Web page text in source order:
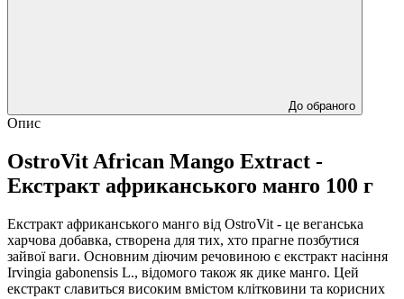
До обраного
Опис
OstroVit African Mango Extract -
Екстракт африканського манго 100 г
Екстракт африканського манго від OstroVit - це веганська
харчова добавка, створена для тих, хто прагне позбутися
зайвої ваги. Основним діючим речовиною є екстракт насіння
Irvingia gabonensis L., відомого також як дике манго. Цей
екстракт славиться високим вмістом клітковини та корисних